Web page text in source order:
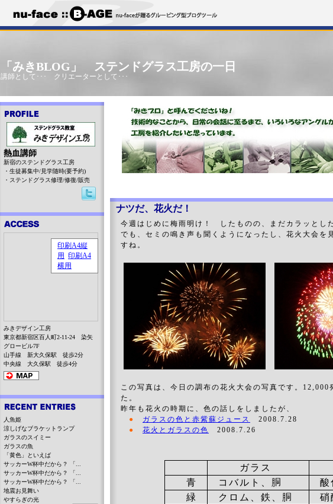
「みきBLOG」 ステンドグラス工房の一日
講師として･･･ クリエーターとして･･･
ナツだ、花火だ！
今週はじめに梅雨明け！ したものの、まだカラッとし
でも、セミの鳴き声も聞くようになったし、花火大会を
すね。
この写真は、今日の調布の花火大会の写真です。12,000
た。
昨年も花火の時期に、色の話しをしましたが、
●
ガラスの色と赤紫蘇ジュース
2008.7.28
●
花火とガラスの色 2008.7.26
ガラス
青
コバルト、胴
酸
緑
クロム、鉄、胴 硝
熱血講師
新宿のステンドグラス工房
・生徒募集中/見学随時(要予約)
・ステンドグラス修理/修復/販売
みきデザイン工房
東京都新宿区百人町2-11-24 染矢
グロービル7F
山手線 新大久保駅 徒歩2分
中央線 大久保駅 徒歩4分
人魚姫
涼しげなブラケットランプ
ガラスのスイミー
ガラスの魚
「黄色」といえば
サッカーW杯中だから？ 「...
サッカーW杯中だから？ 「...
サッカーW杯中だから？ 「...
地震お見舞い
やすらぎの光